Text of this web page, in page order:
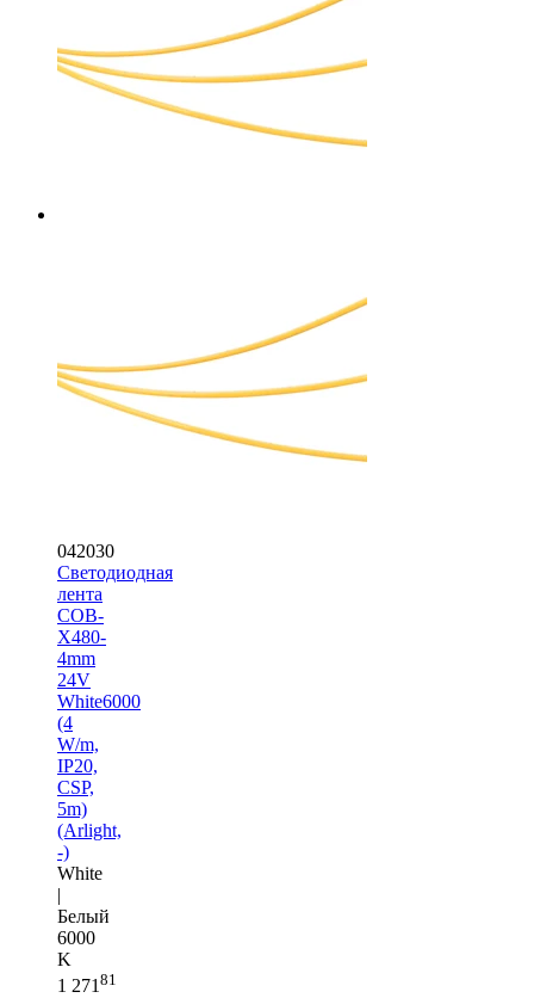
042030
Светодиодная
лента
COB-
X480-
4mm
24V
White6000
(4
W/m,
IP20,
CSP,
5m)
(Arlight,
-)
White
|
Белый
6000
K
1 271 81